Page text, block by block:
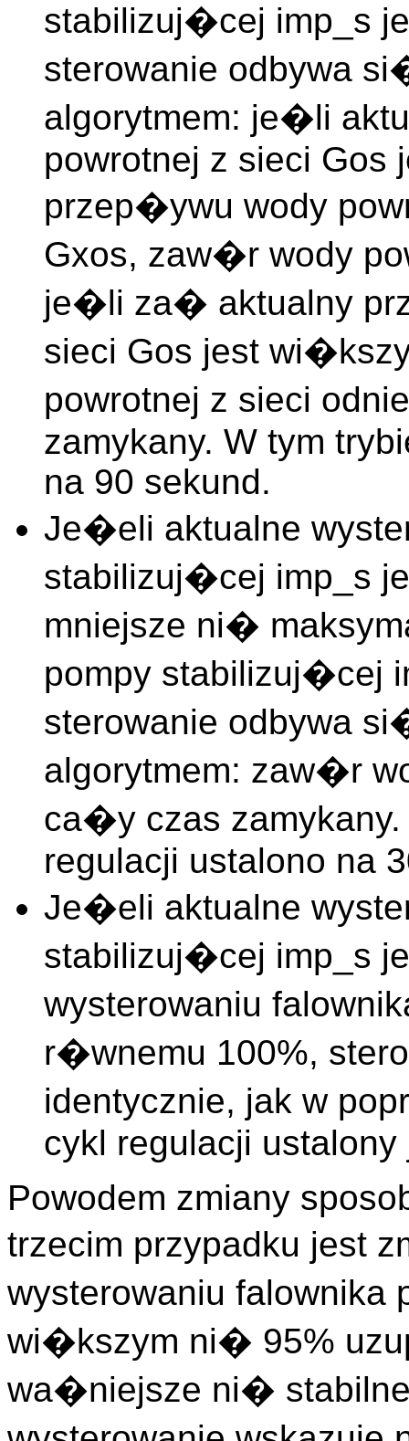
stabilizuj�cej imp_s
sterowanie odbywa
algorytmem: je�li
powrotnej z sieci Gos
przep�ywu wody
Gxos, zaw�r wody
je�li za� aktualny
sieci Gos jest
powrotnej z sieci
zamykany. W tym
na 90 sekund.
Je�eli aktualne
stabilizuj�cej imp_s
mniejsze ni�
pompy stabilizuj�cej
sterowanie odbywa
algorytmem: zaw�r
ca�y czas
regulacji ustalono na
Je�eli aktualne
stabilizuj�cej imp_s
wysterowaniu
r�wnemu 100%,
identycznie, jak w
cykl regulacji
Powodem zmiany
trzecim przypadku jest
wysterowaniu
wi�kszym ni� 95%
wa�niejsze ni�